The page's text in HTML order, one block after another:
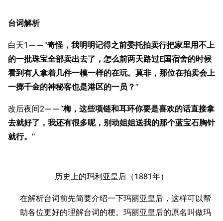
台词解析
白天1——“奇怪，我明明记得之前委托拍卖行把家里用不上
的一批珠宝全部卖出去了，怎么前两天路过E国宿舍的时候
看到有人拿着几件一模一样的在玩。莫非，那位在拍卖会上
一掷千金的神秘客也是港区的一员？”
改后夜间2——“梅，这些项链和耳环你要是喜欢的话直接拿
去就好了，我还有很多呢，别动姐姐送我的那个蓝宝石胸针
就行。 ”
历史上的玛利亚皇后（1881年）
在解析台词前先简要介绍一下玛丽亚皇后，这样可以帮
助各位更好的理解台词的梗。玛丽亚皇后的原名叫做玛